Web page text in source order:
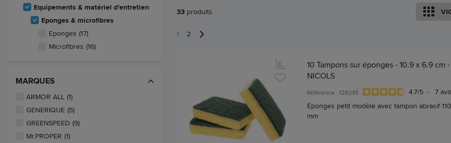
Equipements & matériel d'entretien
Eponges & microfibres
Eponges (17)
Microfibres (16)
MARQUES
ARMOR ALL (1)
GENERIQUE (5)
GREENSPEED (9)
Mr.PROPER (1)
33 produits
1 2
10 Tampons sur éponges - 10.9 x 6.9 cm -
NICOLS
Référence : 128291 4.7/5 - 7
Éponges petit modèle avec tampon abrasif
mm